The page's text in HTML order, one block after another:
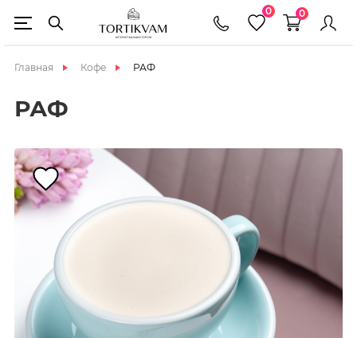
0 0
Главная Кофе РАФ
РАФ